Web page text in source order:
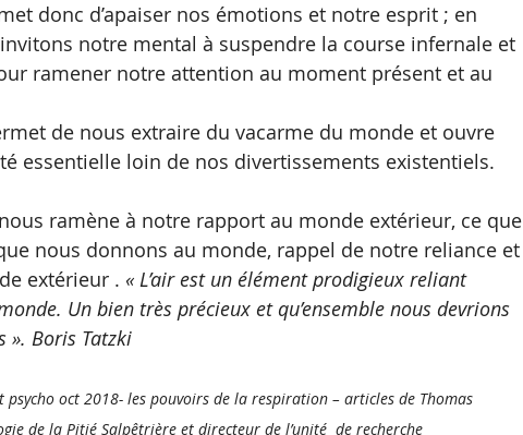
donc d’apaiser nos émotions et notre esprit ; en
notre mental à suspendre la course infernale et
ramener notre attention au moment présent et au
de nous extraire du vacarme du monde et ouvre
essentielle loin de nos divertissements existentiels.
ramène à notre rapport au monde extérieur, ce que
nous donnons au monde, rappel de notre reliance et
extérieur . « L’air est un élément prodigieux reliant
Un bien très précieux et qu’ensemble nous devrions
». Boris Tatzki
psycho oct 2018- les pouvoirs de la respiration – articles de Thomas
de la Pitié Salpêtrière et directeur de l’unité  de recherche